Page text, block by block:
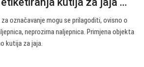
označavanje mogu se prilagoditi, ovisno o
neprozirna naljepnica. Primjena objekta
kutija za jaja.